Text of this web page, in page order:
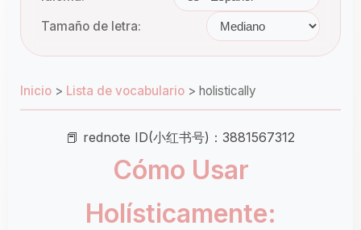
Tamaño de letra:
Inicio > Lista de vocabulario > holistically
📕 rednote ID(小红书号)：3881567312
Cómo Usar
Holísticamente: